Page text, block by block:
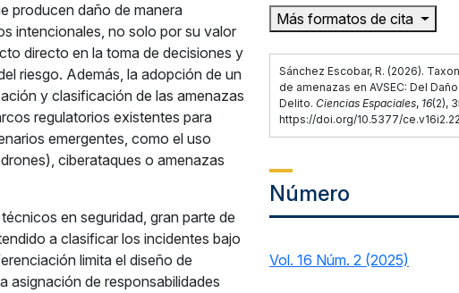
producen daño de manera
intencionales, no solo por su valor
directo en la toma de decisiones y
riesgo. Además, la adopción de un
y clasificación de las amenazas
regulatorios existentes para
emergentes, como el uso
ciberataques o amenazas
en seguridad, gran parte de
a clasificar los incidentes bajo
limita el diseño de
asignación de responsabilidades
Más formatos de cita
Sánchez Escobar, R. (2026).
de amenazas en AVSEC: Del
Delito. Ciencias Espaciales, 16(2),
https://doi.org/10.5377/
Número
Vol. 16 Núm. 2 (2025)